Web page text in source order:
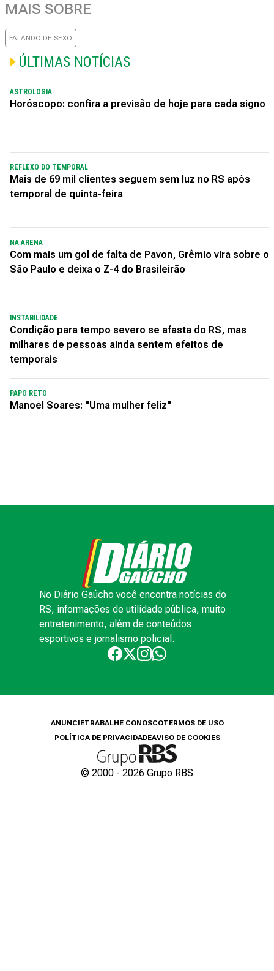
MAIS SOBRE
FALANDO DE SEXO
ÚLTIMAS NOTÍCIAS
ASTROLOGIA
Horóscopo: confira a previsão de hoje para cada signo
REFLEXO DO TEMPORAL
Mais de 69 mil clientes seguem sem luz no RS após
temporal de quinta-feira
NA ARENA
Com mais um gol de falta de Pavon, Grêmio vira sobre o
São Paulo e deixa o Z-4 do Brasileirão
INSTABILIDADE
Condição para tempo severo se afasta do RS, mas
milhares de pessoas ainda sentem efeitos de
temporais
PAPO RETO
Manoel Soares: "Uma mulher feliz"
No Diário Gaúcho você encontra notícias do
RS, informações de utilidade pública, muito
entretenimento, além de conteúdos
esportivos e jornalismo policial.
ANUNCIETRABALHE CONOSCOTERMOS DE USO
POLÍTICA DE PRIVACIDADEAVISO DE COOKIES
© 2000 - 2026 Grupo RBS